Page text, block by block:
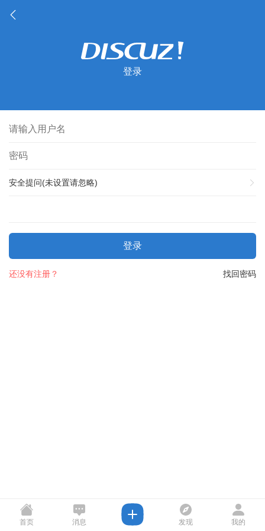
登录
安全提问(未设置请忽略)
登录
找回密码
还没有注册？
首页 消息 发现 我的